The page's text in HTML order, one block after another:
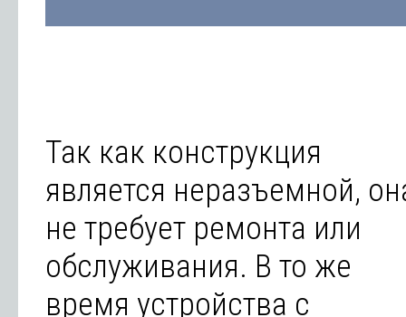
Так как конструкция
является неразъемной,
не требует ремонта или
обслуживания. В то же
время устройства с